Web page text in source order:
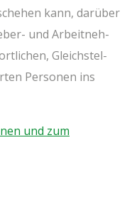
kann, dar­über
und Arbeit­neh­
Gleich­stel­
Per­so­nen ins
und zum